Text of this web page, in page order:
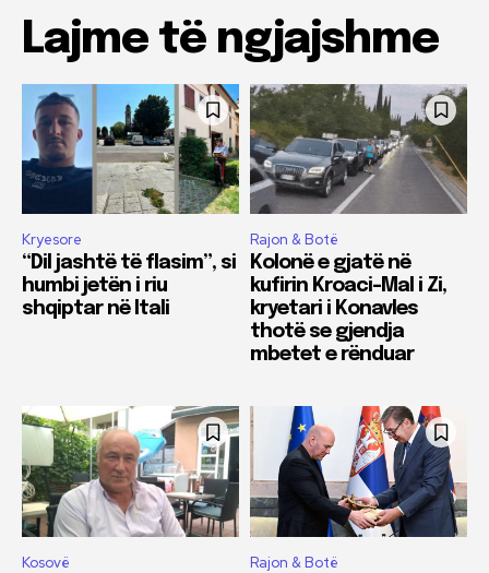
Lajme të ngjajshme
Kryesore
“Dil jashtë të flasim”, si
humbi jetën i riu
shqiptar në Itali
Rajon & Botë
Kolonë e gjatë në
kufirin Kroaci–Mal i Zi,
kryetari i Konavles
thotë se gjendja
mbetet e rënduar
Kosovë Rajon & Botë